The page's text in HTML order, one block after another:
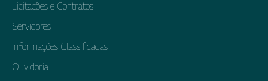
Licitações e Contratos
Servidores
Informações Classificadas
Ouvidoria